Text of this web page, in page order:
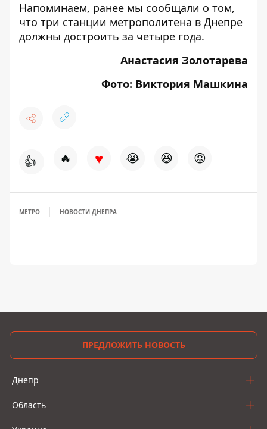
Напоминаем, ранее мы сообщали о том,
что три станции метрополитена в Днепре
должны достроить за четыре года.
Анастасия Золотарева
Фото: Виктория Машкина
👍 🔥 ♥ 😭 😆 😡
МЕТРО НОВОСТИ ДНЕПРА
ПРЕДЛОЖИТЬ НОВОСТЬ
Днепр
Область